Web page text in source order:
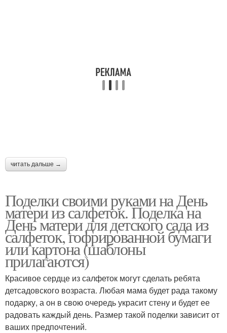
читать дальше →
Поделки своими руками на День
матери из салфеток. Поделка на
День матери для детского сада из
салфеток, гофрированной бумаги
или картона (шаблоны
прилагаются)
Красивое сердце из салфеток могут сделать ребята
детсадовского возраста. Любая мама будет рада такому
подарку, а он в свою очередь украсит стену и будет ее
радовать каждый день. Размер такой поделки зависит от
ваших предпочтений.